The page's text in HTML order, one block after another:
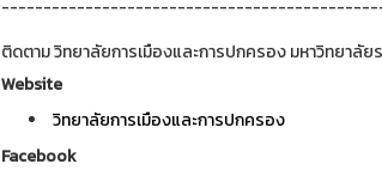
ติดตาม วิทยาลัยการเมืองและการปกครอง มหาวิทยาลั
Website
วิทยาลัยการเมืองและการปกครอง
Facebook